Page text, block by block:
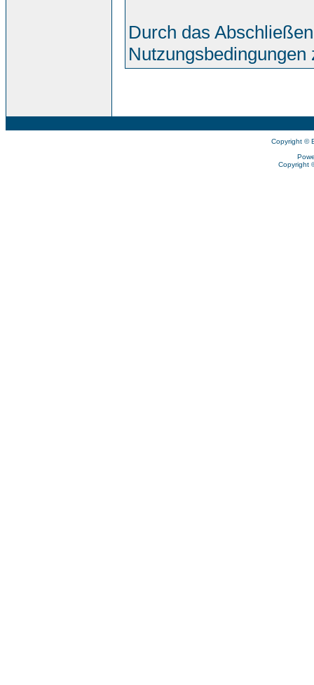
Durch das
Nutzungsbedingungen
Copyright ©
Copyright